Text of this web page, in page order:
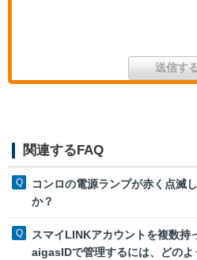
関連するFAQ
コンロの電源ランプが赤く点滅
か？
スマイLINKアカウントを複数持
aigasIDで管理するには、どの